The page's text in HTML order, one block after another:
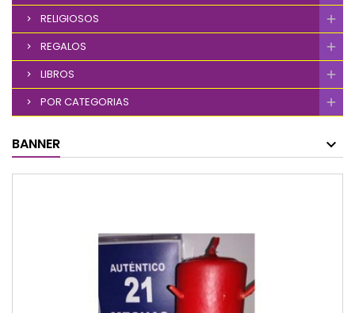
RELIGIOSOS
REGALOS
LIBROS
POR CATEGORIAS
BANNER